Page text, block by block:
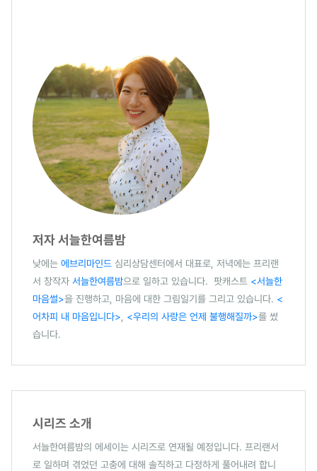
저자 서늘한여름밤
낮에는 에브리마인드 심리상담센터에서 대표로, 저녁에는 프리랜
서 창작자 서늘한여름밤으로 일하고 있습니다. 팟캐스트 <서늘한
마음썰>을 진행하고, 마음에 대한 그림일기를 그리고 있습니다. <
어차피 내 마음입니다>
<우리의 사랑은 언제 불행해질까>를 썼
습니다.
시리즈 소개
서늘한여름밤의 에세이는 시리즈로 연재될 예정입니다. 프리랜서
로 일하며 겪었던 고충에 대해 솔직하고 다정하게 풀어내려 합니